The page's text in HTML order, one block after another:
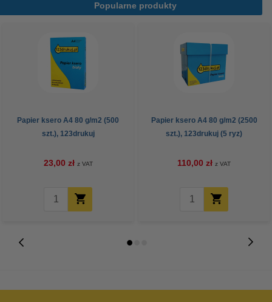
Popularne produkty
Papier ksero A4 80 g/m2 (500
szt.), 123drukuj
23,00 zł z VAT
Papier ksero A4 80 g/m2 (2500
szt.), 123drukuj (5 ryz)
110,00 zł z VAT